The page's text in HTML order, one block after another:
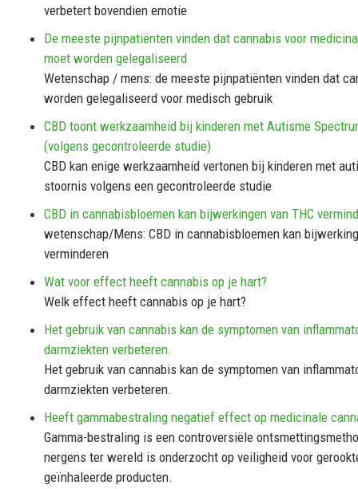
verbetert bovendien emotie
De meeste pijnpatiënten vinden dat cannabis voor
moet worden gelegaliseerd
Wetenschap / mens: de meeste pijnpatiënten vinden dat
worden gelegaliseerd voor medisch gebruik
CBD toont werkzaamheid bij kinderen met Autisme
(volgens gecontroleerde studie)
CBD kan enige werkzaamheid vertonen bij kinderen met
stoornis volgens een gecontroleerde studie
CBD in cannabisbloemen kan bijwerkingen van THC
wetenschap/Mens: CBD in cannabisbloemen kan
verminderen
Wat voor effect heeft cannabis op je hart?
Welk effect heeft cannabis op je hart?
Het gebruik van cannabis kan de symptomen van
darmziekten verbeteren.
Het gebruik van cannabis kan de symptomen van
darmziekten verbeteren.
Heeft gammabestraling negatief effect op medicinale
Gamma-bestraling is een controversiële
nergens ter wereld is onderzocht op veiligheid voor
geïnhaleerde producten.